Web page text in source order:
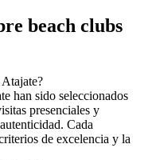
beach clubs
han sido seleccionados
presenciales y
Cada
de excelencia y la